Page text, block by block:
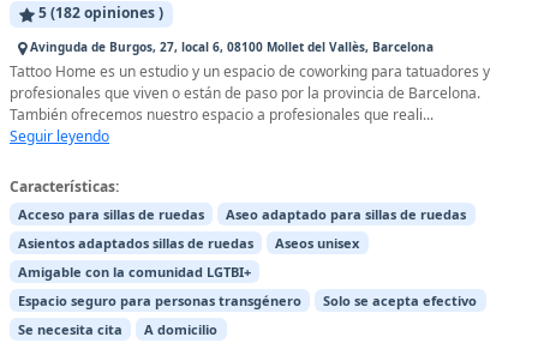
5 (182 opiniones )
Avinguda de Burgos, 27, local 6, 08100 Mollet del Vallès, Barcelona
Tattoo Home es un estudio y un espacio de coworking para tatuadores y
profesionales que viven o están de paso por la provincia de Barcelona.
También ofrecemos nuestro espacio a profesionales que reali...
Seguir leyendo
Características:
Acceso para sillas de ruedas
Aseo adaptado para sillas de ruedas
Asientos adaptados sillas de ruedas
Aseos unisex
Amigable con la comunidad LGTBI+
Espacio seguro para personas transgénero
Solo se acepta efectivo
Se necesita cita
A domicilio